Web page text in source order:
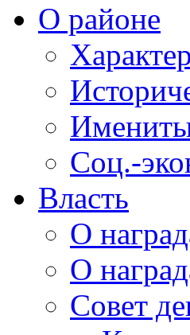
О районе
Соц.-
Власть
О
О
Совет